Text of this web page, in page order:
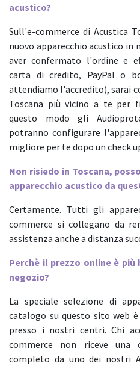
acustico?
Sull'e-commerce di Acustica
nuovo apparecchio acustico in
aver confermato l'ordine e
carta di credito, PayPal o
attendiamo l'accredito), sarai
Toscana più vicino a te per
questo modo gli
potranno configurare
migliore per te dopo un check
Non risiedo in Toscana,
apparecchio acustico da
Certamente. Tutti gli
commerce si collegano da
assistenza anche a distanza
Perchè il prezzo online è
negozio?
La speciale selezione di
catalogo su questo sito web
presso i nostri centri. Chi
commerce non riceve una
completo da uno dei nostri